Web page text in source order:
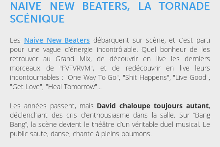
NAIVE NEW BEATERS, LA TORNADE
SCÉNIQUE
Les Naive New Beaters débarquent sur scène, et c’est parti
pour une vague d’énergie incontrôlable. Quel bonheur de les
retrouver au Grand Mix, de découvrir en live les derniers
morceaux de "FVTVRVM", et de redécouvrir en live leurs
incontournables : "One Way To Go", "Shit Happens", "Live Good",
"Get Love", "Heal Tomorrow"...
Les années passent, mais David chaloupe toujours autant,
déclenchant des cris d’enthousiasme dans la salle. Sur “Bang
Bang”, la scène devient le théâtre d’un véritable duel musical. Le
public saute, danse, chante à pleins poumons.